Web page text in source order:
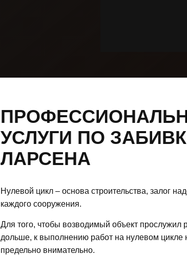
УСЛУГИ ПО
ЛАРСЕНА
Нулевой цикл – основа строительства, залог
каждого сооружения.
Для того, чтобы возводимый объект прослужил
дольше, к выполнению работ на нулевом цикле
предельно внимательно.